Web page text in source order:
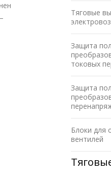
Тяговые
Защита
токовых
Защита
Блоки для
вентилей